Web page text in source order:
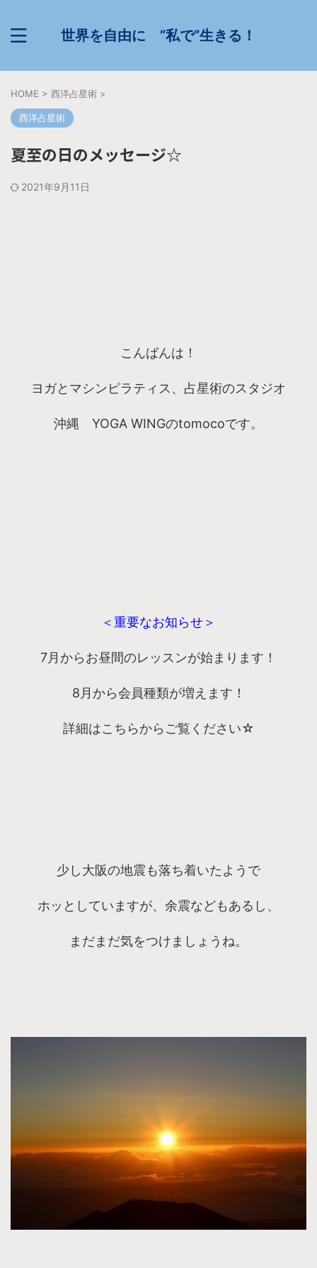
世界を自由に ”私で”生きる！
HOME > 西洋占星術 >
西洋占星術
夏至の日のメッセージ☆
2021年9月11日
こんばんは！
ヨガとマシンピラティス、占星術のスタジオ
沖縄 YOGA WINGのtomocoです。
＜重要なお知らせ＞
7月からお昼間のレッスンが始まります！
8月から会員種類が増えます！
詳細はこちらからご覧ください☆
少し大阪の地震も落ち着いたようで
ホッとしていますが、余震などもあるし、
まだまだ気をつけましょうね。